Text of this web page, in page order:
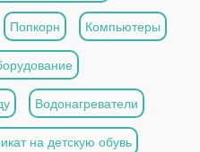
Попкорн Компьютеры
Водонагреватели
на детскую обувь